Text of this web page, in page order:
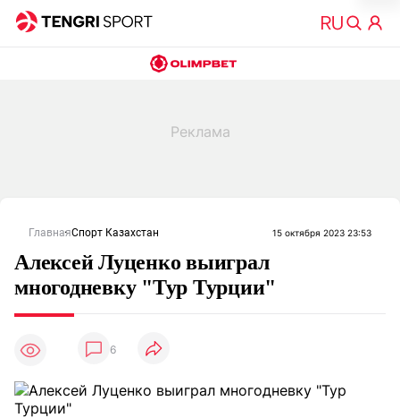
ГлавнаяСпорт Казахстан 15 октября 2023 23:53
Алексей Луценко выиграл
многодневку "Тур Турции"
6